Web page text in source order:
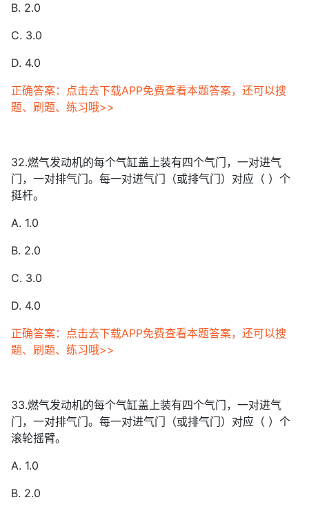
B. 2.0
C. 3.0
D. 4.0
正确答案：点击去下载APP免费查看本题答案，还可以搜
题、刷题、练习哦>>
32.燃气发动机的每个气缸盖上装有四个气门，一对进气
门，一对排气门。每一对进气门（或排气门）对应（ ）个
挺杆。
A. 1.0
B. 2.0
C. 3.0
D. 4.0
正确答案：点击去下载APP免费查看本题答案，还可以搜
题、刷题、练习哦>>
33.燃气发动机的每个气缸盖上装有四个气门，一对进气
门，一对排气门。每一对进气门（或排气门）对应（ ）个
滚轮摇臂。
A. 1.0
B. 2.0